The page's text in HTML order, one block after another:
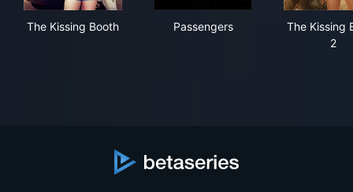
The Kissing Booth Passengers
The Kissing
2